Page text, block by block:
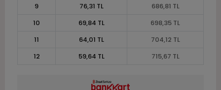
9
76,31 TL
686,81 TL
10
69,84 TL
698,35 TL
11
64,01 TL
704,12 TL
12
59,64 TL 715,67 TL